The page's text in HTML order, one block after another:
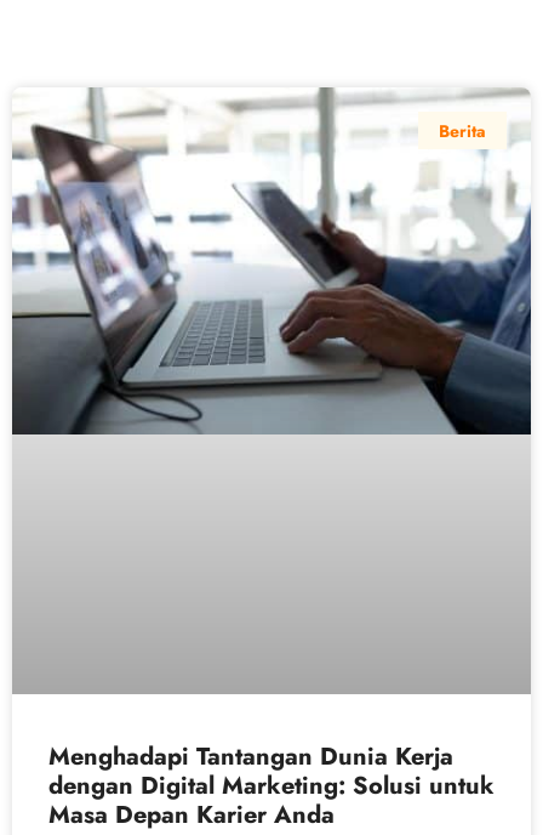
Berita
Menghadapi Tantangan Dunia Kerja
dengan Digital Marketing: Solusi untuk
Masa Depan Karier Anda